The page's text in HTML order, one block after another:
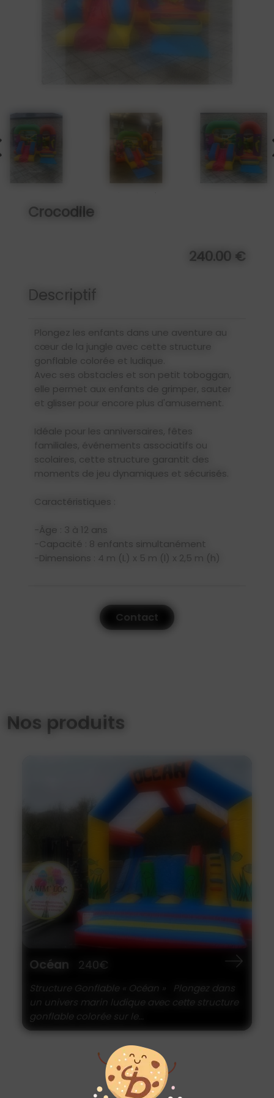
Crocodile
240.00 €
Descriptif
Plongez les enfants dans une aventure au
cœur de la jungle avec cette structure
gonflable colorée et ludique.
Avec ses obstacles et son petit toboggan,
elle permet aux enfants de grimper, sauter
et glisser pour encore plus d'amusement.
Idéale pour les anniversaires, fêtes
familiales, événements associatifs ou
scolaires, cette structure garantit des
moments de jeu dynamiques et sécurisés.
Caractéristiques :
-Âge : 3 à 12 ans
-Capacité : 8 enfants simultanément
-Dimensions : 4 m (L) x 5 m (l) x 2,5 m (h)
Contact
Nos produits
Océan 240€
Structure Gonflable « Océan » Plongez dans
un univers marin ludique avec cette structure
gonflable colorée sur le...